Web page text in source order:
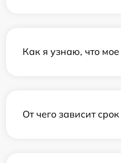
Как я узнаю, что мое
От чего зависит